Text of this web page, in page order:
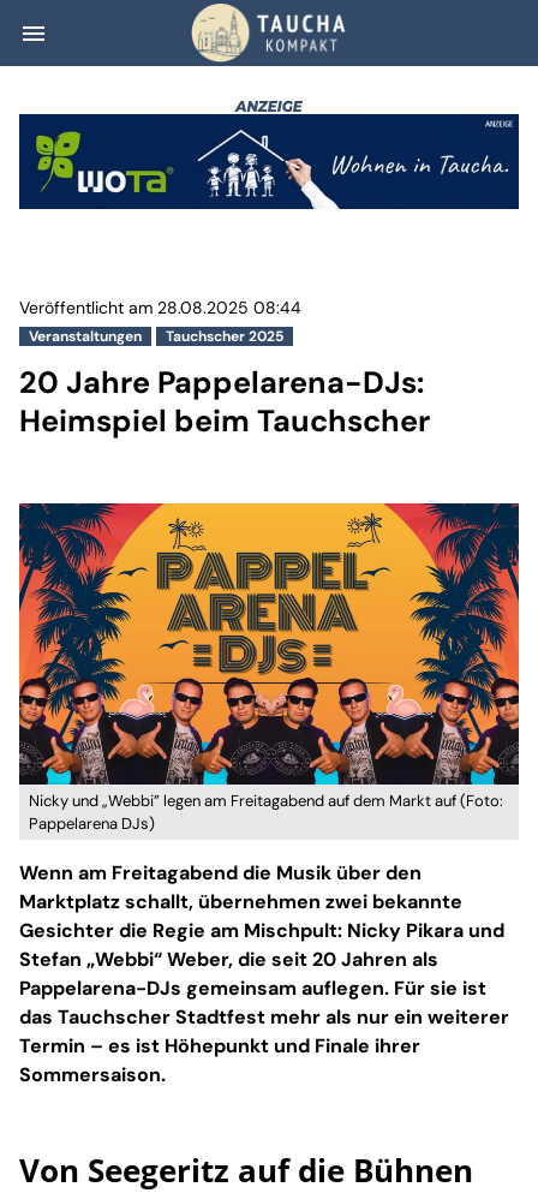
menu 20 Jahre
Veranstaltungen Tauchscher 2025
Veröffentlicht am 28.08.2025 08:44
20 Jahre Pappelarena-DJs:
Heimspiel beim Tauchscher
Nicky und „Webbi” legen am Freitagabend auf dem Markt auf (Foto:
Pappelarena DJs)
Wenn am Freitagabend die Musik über den
Marktplatz schallt, übernehmen zwei bekannte
Gesichter die Regie am Mischpult: Nicky Pikara und
Stefan „Webbi“ Weber, die seit 20 Jahren als
Pappelarena-DJs gemeinsam auflegen. Für sie ist
das Tauchscher Stadtfest mehr als nur ein weiterer
Termin – es ist Höhepunkt und Finale ihrer
Sommersaison.
Von Seegeritz auf die Bühnen